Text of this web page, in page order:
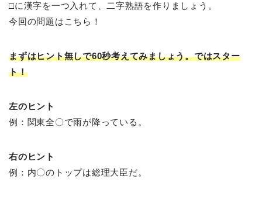
□に漢字を一つ入れて、二字熟語を作りましょう。
今回の問題はこちら！
まずはヒント無しで60秒考えてみましょう。ではスター
ト！
左のヒント
例：関東全〇で雨が降っている。
右のヒント
例：内〇のトップは総理大臣だ。